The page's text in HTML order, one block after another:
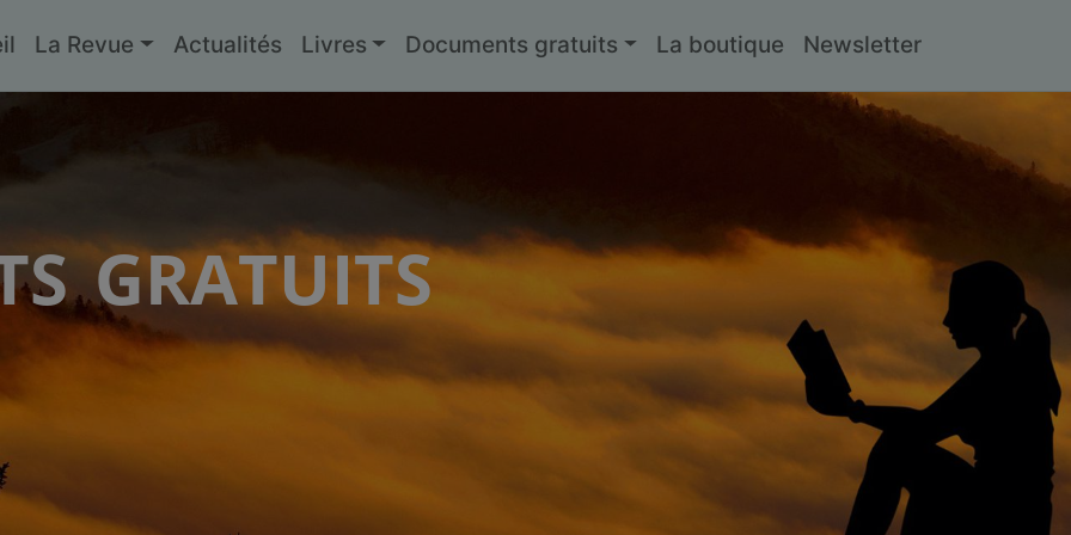
La Revue Actualités Livres Documents gratuits La boutique Newsletter
gratuits